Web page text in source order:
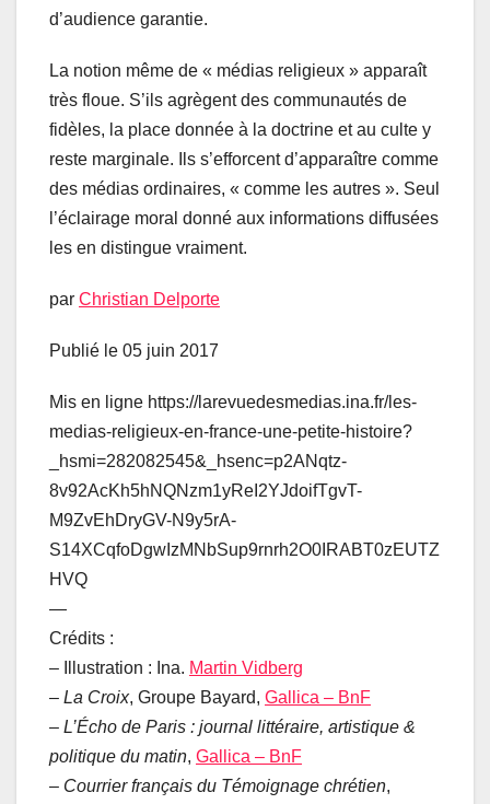
d’audience garantie.
La notion même de « médias religieux » apparaît
très floue. S’ils agrègent des communautés de
fidèles, la place donnée à la doctrine et au culte y
reste marginale. Ils s’efforcent d’apparaître comme
des médias ordinaires, « comme les autres ». Seul
l’éclairage moral donné aux informations diffusées
les en distingue vraiment.
par Christian Delporte
Publié le 05 juin 2017
Mis en ligne https://larevuedesmedias.ina.fr/les-
medias-religieux-en-france-une-petite-histoire?
_hsmi=282082545&_hsenc=p2ANqtz-
8v92AcKh5hNQNzm1yReI2YJdoifTgvT-
M9ZvEhDryGV-N9y5rA-
S14XCqfoDgwIzMNbSup9rnrh2O0IRABT0zEUTZ
HVQ
—
Crédits :
– Illustration : Ina. Martin Vidberg
– La Croix, Groupe Bayard, Gallica – BnF
– L’Écho de Paris : journal littéraire, artistique &
politique du matin, Gallica – BnF
– Courrier français du Témoignage chrétien,